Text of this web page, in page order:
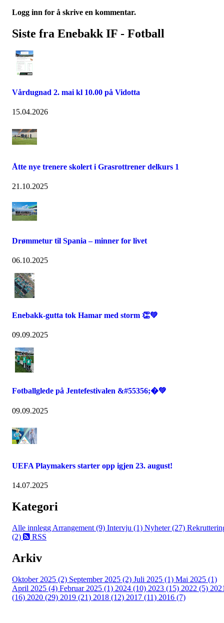
Logg inn for å skrive en kommentar.
Siste fra Enebakk IF - Fotball
Vårdugnad 2. mai kl 10.00 på Vidotta
15.04.2026
Åtte nye trenere skolert i Grasrottrener delkurs 1
21.10.2025
Drømmetur til Spania – minner for livet
06.10.2025
Enebakk-gutta tok Hamar med storm 👏💚
09.09.2025
Fotballglede på Jentefestivalen &#55356;�💚
09.09.2025
UEFA Playmakers starter opp igjen 23. august!
14.07.2025
Kategori
Alle innlegg Arrangement (9) Intervju (1) Nyheter (27)
(2)
RSS
Arkiv
Oktober 2025 (2) September 2025 (2) Juli 2025 (1) Mai 2025 (1)
April 2025 (4) Februar 2025 (1) 2024 (10) 2023 (15) 2022 (5)
(16) 2020 (29) 2019 (21) 2018 (12) 2017 (11) 2016 (7)